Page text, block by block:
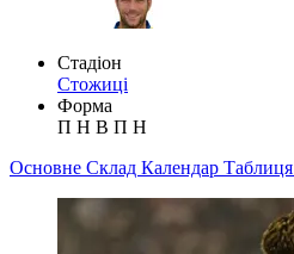
Стадіон
Стожиці
Форма
П Н В П Н
Основне Склад Календар Таблиця